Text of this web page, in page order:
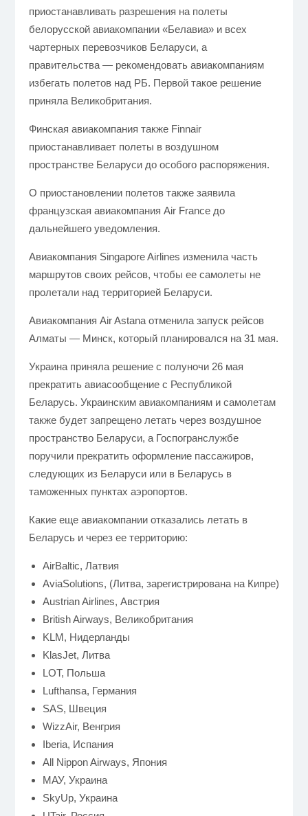
приостанавливать разрешения на полеты
белорусской авиакомпании «Белавиа» и всех
чартерных перевозчиков Беларуси, а
правительства — рекомендовать авиакомпаниям
избегать полетов над РБ. Первой такое решение
приняла Великобритания.
Финская авиакомпания также Finnair
приостанавливает полеты в воздушном
пространстве Беларуси до особого распоряжения.
О приостановлении полетов также заявила
французская авиакомпания Air France до
дальнейшего уведомления.
Авиакомпания Singapore Airlines изменила часть
маршрутов своих рейсов, чтобы ее самолеты не
пролетали над территорией Беларуси.
Авиакомпания Air Astana отменила запуск рейсов
Алматы — Минск, который планировался на 31 мая.
Украина приняла решение с полуночи 26 мая
прекратить авиасообщение с Республикой
Беларусь. Украинским авиакомпаниям и самолетам
также будет запрещено летать через воздушное
пространство Беларуси, а Госпогранслужбе
поручили прекратить оформление пассажиров,
следующих из Беларуси или в Беларусь в
таможенных пунктах аэропортов.
Какие еще авиакомпании отказались летать в
Беларусь и через ее территорию:
AirBaltic, Латвия
AviaSolutions, (Литва, зарегистрирована на Кипре)
Austrian Airlines, Австрия
British Airways, Великобритания
KLM, Нидерланды
KlasJet, Литва
LOT, Польша
Lufthansa, Германия
SAS, Швеция
WizzAir, Венгрия
Iberia, Испания
All Nippon Airways, Япония
МАУ, Украина
SkyUp, Украина